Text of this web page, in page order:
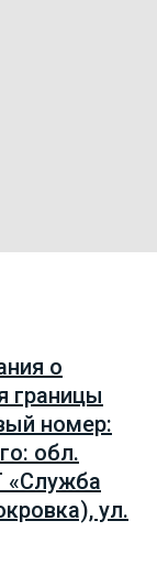
о
границы
номер:
обл.
«Служба
ул.